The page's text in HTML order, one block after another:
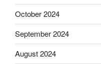
October 2024
September 2024
August 2024